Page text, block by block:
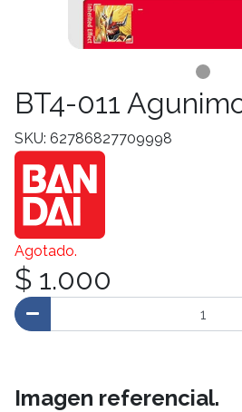
BT4-011
SKU: 62786827709998
Agotado.
$ 1.000
Imagen referencial.